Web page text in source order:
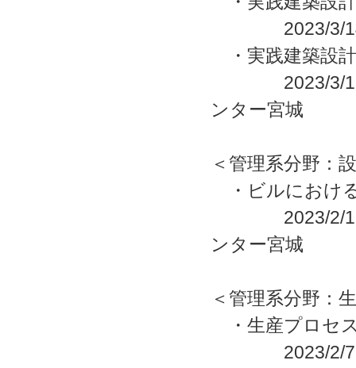
2023/3/14(
・実践建築設
2023/3/13(
ンター宮城
＜管理系分野：
・ビルにおけ
2023/2/16(
ンター宮城
＜管理系分野：
・生産プロセ
2023/2/7(